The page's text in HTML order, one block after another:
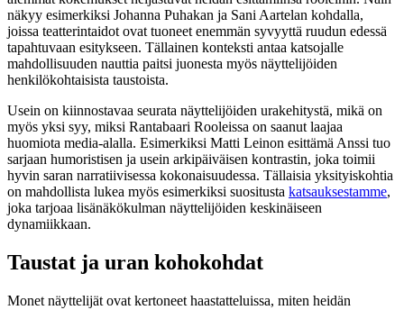
näkyy esimerkiksi Johanna Puhakan ja Sani Aartelan kohdalla,
joissa teatterintaidot ovat tuoneet enemmän syvyyttä ruudun edessä
tapahtuvaan esitykseen. Tällainen konteksti antaa katsojalle
mahdollisuuden nauttia paitsi juonesta myös näyttelijöiden
henkilökohtaisista taustoista.
Usein on kiinnostavaa seurata näyttelijöiden urakehitystä, mikä on
myös yksi syy, miksi Rantabaari Rooleissa on saanut laajaa
huomiota media-alalla. Esimerkiksi Matti Leinon esittämä Anssi tuo
sarjaan humoristisen ja usein arkipäiväisen kontrastin, joka toimii
hyvin saran narratiivisessa kokonaisuudessa. Tällaisia yksityiskohtia
on mahdollista lukea myös esimerkiksi suositusta katsauksestamme,
joka tarjoaa lisänäkökulman näyttelijöiden keskinäiseen
dynamiikkaan.
Taustat ja uran kohokohdat
Monet näyttelijät ovat kertoneet haastatteluissa, miten heidän